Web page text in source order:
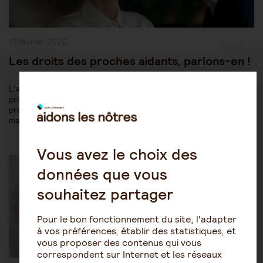
Les droits des proches aidants, parlons-en !
L’annonce de la stratégie de mobilisation et de soutien des
proches aidants 2020-2022 a remis sous les feux des
projecteurs la question de leurs droits. Une question essentielle
mais à regarder de près pour ne pas s’y tromper ! Droits…
Category:
Être aidant Le rôle de l'aidant
Vous avez le choix des
données que vous
souhaitez partager
Pour le bon fonctionnement du site, l'adapter
à vos préférences, établir des statistiques, et
vous proposer des contenus qui vous
correspondent sur Internet et les réseaux